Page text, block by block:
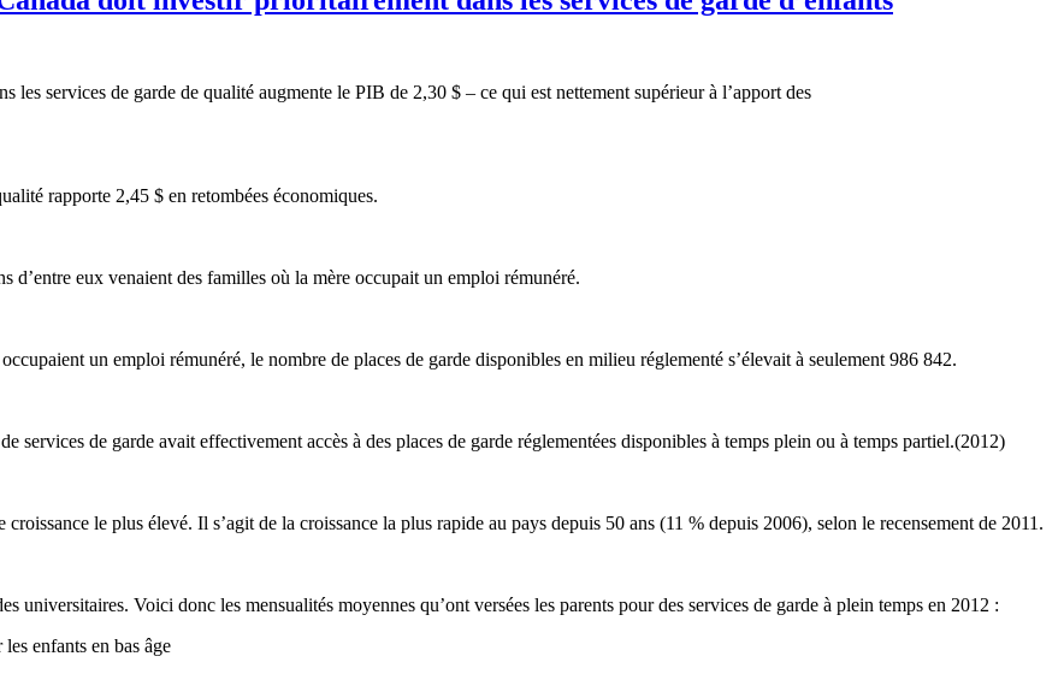
les services de garde de qualité augmente le PIB de 2,30 $ – ce qui est nettement supérieur à l’apport des
rapporte 2,45 $ en retombées économiques.
d’entre eux venaient des familles où la mère occupait un emploi rémunéré.
occupaient un emploi rémunéré, le nombre de places de garde disponibles en milieu réglementé s’élevait à seulement 986 842.
de services de garde avait effectivement accès à des places de garde réglementées disponibles à temps plein ou à temps partiel.(2012)
croissance le plus élevé. Il s’agit de la croissance la plus rapide au pays depuis 50 ans (11 % depuis 2006), selon le recensement de 2011.
universitaires. Voici donc les mensualités moyennes qu’ont versées les parents pour des services de garde à plein temps en 2012 :
les enfants en bas âge